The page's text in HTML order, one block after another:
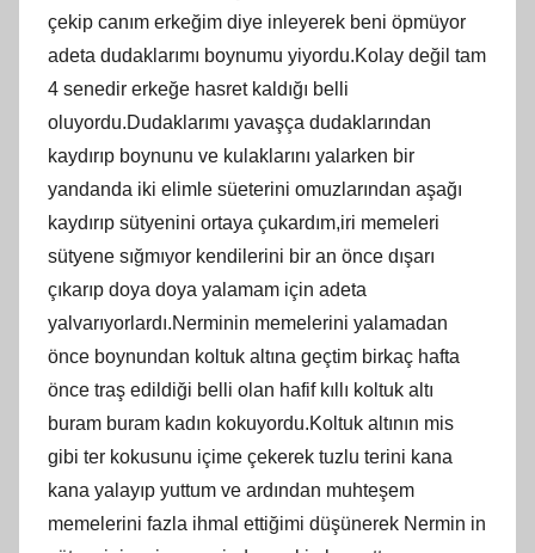
çekip canım erkeğim diye inleyerek beni öpmüyor
adeta dudaklarımı boynumu yiyordu.Kolay değil tam
4 senedir erkeğe hasret kaldığı belli
oluyordu.Dudaklarımı yavaşça dudaklarından
kaydırıp boynunu ve kulaklarını yalarken bir
yandanda iki elimle süeterini omuzlarından aşağı
kaydırıp sütyenini ortaya çukardım,iri memeleri
sütyene sığmıyor kendilerini bir an önce dışarı
çıkarıp doya doya yalamam için adeta
yalvarıyorlardı.Nerminin memelerini yalamadan
önce boynundan koltuk altına geçtim birkaç hafta
önce traş edildiği belli olan hafif kıllı koltuk altı
buram buram kadın kokuyordu.Koltuk altının mis
gibi ter kokusunu içime çekerek tuzlu terini kana
kana yalayıp yuttum ve ardından muhteşem
memelerini fazla ihmal ettiğimi düşünerek Nermin in